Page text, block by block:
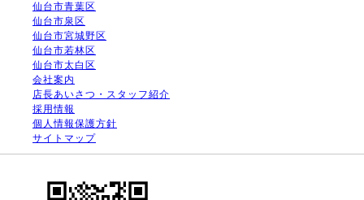
仙台市青葉区
仙台市泉区
仙台市宮城野区
仙台市若林区
仙台市太白区
会社案内
店長あいさつ・スタッフ紹介
採用情報
個人情報保護方針
サイトマップ